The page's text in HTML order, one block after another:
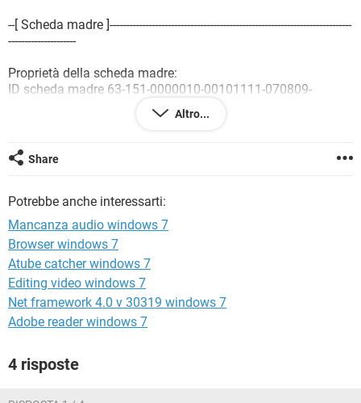
HARDWARE
INSTAGRAM
TIKTOK
HARDWARE
--[ Scheda madre ]---------------------------------------------------------------------------
---------------------
Proprietà della scheda madre:
ID scheda madre 63-151-0000010-00101111-070809-
INTEL$AS166151_G31M-GS BIOS P1.60
Nome scheda madre ASRock G31M-GS
Proprietà Front Side Bus:
Tipo bus Intel AGTL+
Clock reale 200 MHz (QDR)
Clock effettivo 800 MHz
Larghezza di banda 6400 MB/s
Proprietà bus memoria:
Tipo bus Dual DDR2 SDRAM
Bus 128 bit
Rapporto DRAM:FSB 12:6
Clock reale 400 MHz (DDR)
Larghezza di banda [ TRIAL VERSION ] MB/s
Altro...
Share
Potrebbe anche interessarti:
Mancanza audio windows 7
Browser windows 7
Atube catcher windows 7
Editing video windows 7
Net framework 4.0 v 30319 windows 7
Adobe reader windows 7
4 risposte